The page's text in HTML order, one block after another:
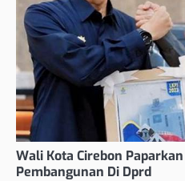
Wali Kota Cirebon
Pembangunan Di Dprd